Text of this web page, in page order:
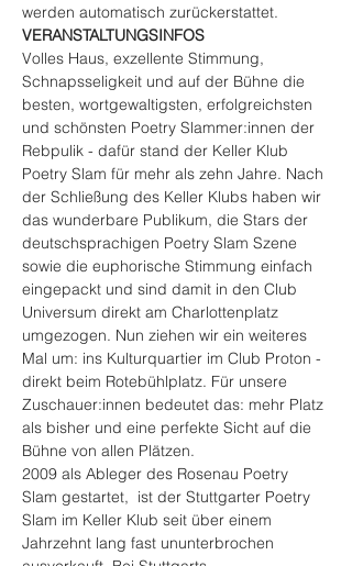
werden automatisch zurückerstattet.
VERANSTALTUNGSINFOS
Volles Haus, exzellente Stimmung,
Schnapsseligkeit und auf der Bühne die
besten, wortgewaltigsten, erfolgreichsten
und schönsten Poetry Slammer:innen der
Rebpulik - dafür stand der Keller Klub
Poetry Slam für mehr als zehn Jahre. Nach
der Schließung des Keller Klubs haben wir
das wunderbare Publikum, die Stars der
deutschsprachigen Poetry Slam Szene
sowie die euphorische Stimmung einfach
eingepackt und sind damit in den Club
Universum direkt am Charlottenplatz
umgezogen. Nun ziehen wir ein weiteres
Mal um: ins Kulturquartier im Club Proton -
direkt beim Rotebühlplatz. Für unsere
Zuschauer:innen bedeutet das: mehr Platz
als bisher und eine perfekte Sicht auf die
Bühne von allen Plätzen.
2009 als Ableger des Rosenau Poetry
Slam gestartet,  ist der Stuttgarter Poetry
Slam im Keller Klub seit über einem
Jahrzehnt lang fast ununterbrochen